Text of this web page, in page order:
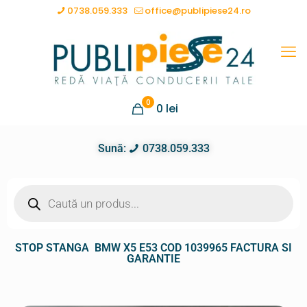
0738.059.333 office@publipiese24.ro
0 0 lei
Sună: 0738.059.333
STOP STANGA BMW X5 E53 COD 1039965 FACTURA SI
GARANTIE